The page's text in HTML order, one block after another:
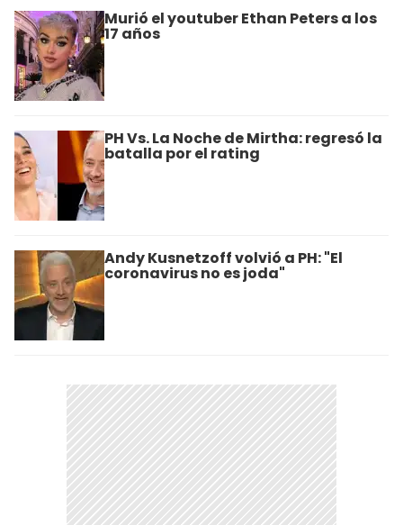
Murió el youtuber Ethan Peters a los
17 años
PH Vs. La Noche de Mirtha: regresó la
batalla por el rating
Andy Kusnetzoff volvió a PH: "El
coronavirus no es joda"